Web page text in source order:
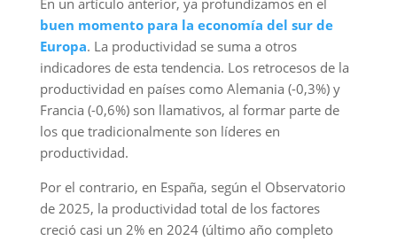
En un artículo anterior, ya profundizamos en el
buen momento para la economía del sur de
Europa. La productividad se suma a otros
indicadores de esta tendencia. Los retrocesos de la
productividad en países como Alemania (-0,3%) y
Francia (-0,6%) son llamativos, al formar parte de
los que tradicionalmente son líderes en
productividad.
Por el contrario, en España, según el Observatorio
de 2025, la productividad total de los factores
creció casi un 2% en 2024 (último año completo